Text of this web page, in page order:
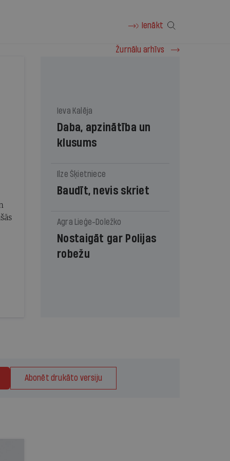
Ienākt
Žurnālu arhīvs
Ieva Kalēja
Daba, apzinātība un
klusums
Ilze Šķietniece
Baudīt, nevis skriet
Agra Lieģe-Doležko
Nostaigāt gar Polijas
robežu
Abonēt drukāto versiju